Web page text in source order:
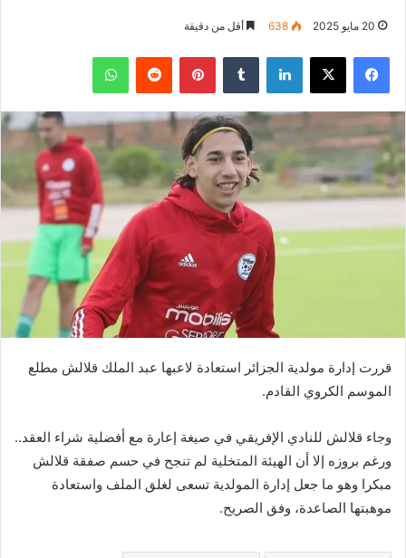
20 مايو 2025 638 أقل من دقيقة
فيسبوك ‫X لينكدإن بينتيريست واتساب
قررت إدارة مولدية الجزائر استعادة لاعبها عبد الملك قلالش مطلع
الموسم الكروي القادم.
وجاء قلالش للنادي الإفريقي في صيغة إعارة مع أفضلية شراء العقد..
ورغم بروزه إلا أن الهيئة المتخلية لم تنجح في حسم صفقة قلالش
مبكرا وهو ما جعل إدارة المولدية تسعى لغلق الملف واستعادة
موهبتها الصاعدة، وفق الصريح.